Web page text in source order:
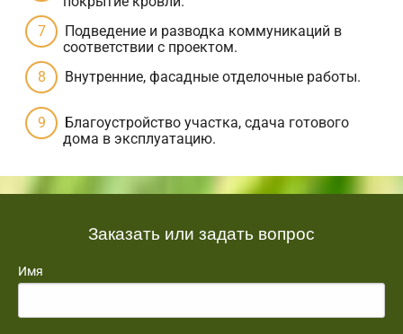
Подведение и разводка коммуникаций в
соответствии с проектом.
Внутренние, фасадные отделочные работы.
Благоустройство участка, сдача готового
дома в эксплуатацию.
Заказать или задать вопрос
Имя